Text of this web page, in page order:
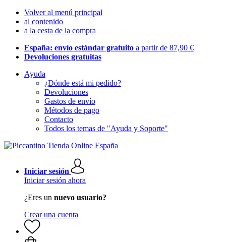
Volver al menú principal
al contenido
a la cesta de la compra
España: envío estándar gratuito a partir de 87,90 €
Devoluciones gratuitas
Ayuda
¿Dónde está mi pedido?
Devoluciones
Gastos de envío
Métodos de pago
Contacto
Todos los temas de "Ayuda y Soporte"
Iniciar sesión
Iniciar sesión ahora
¿Eres un nuevo usuario?
Crear una cuenta